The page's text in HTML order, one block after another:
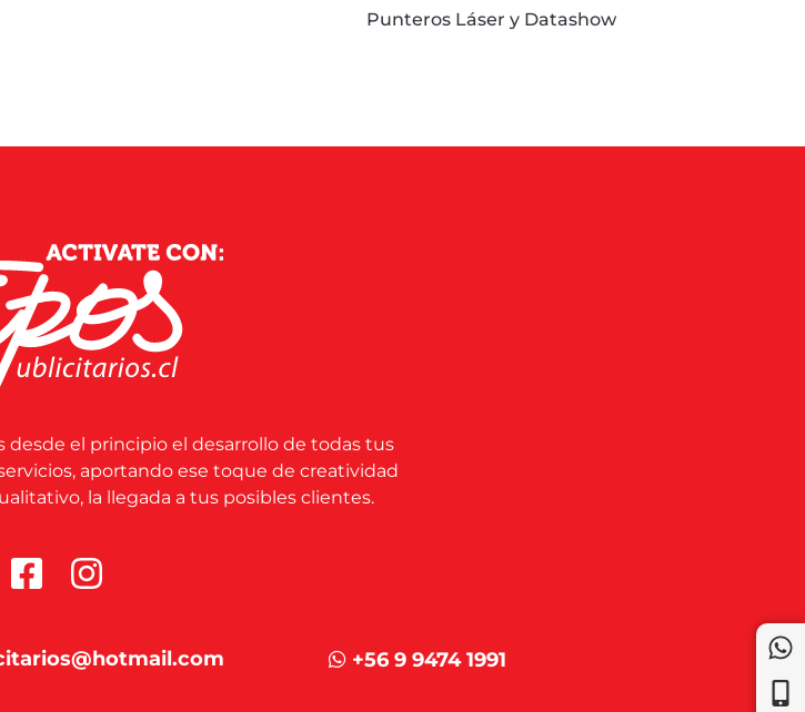
Punteros Láser y Datashow
desde el principio el desarrollo de todas tus
aportando ese toque de creatividad
la llegada a tus posibles clientes.
+56 9 9474 1991